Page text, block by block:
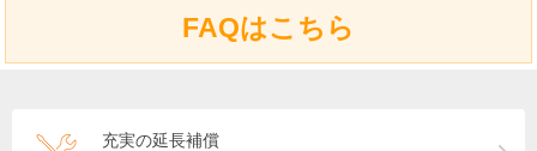
FAQはこちら
充実の延長補償